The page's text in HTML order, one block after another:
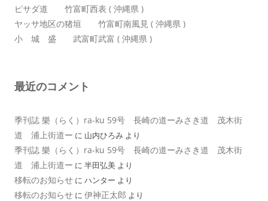
ピサダ道 竹富町西表 ( 沖縄県 )
ヤッサ地区の猪垣 竹富町南風見 ( 沖縄県 )
小 城 盛 武富町武富 ( 沖縄県 )
最近のコメント
季刊誌 樂（らく）ra-ku 59号 長崎の道ーみさき道 茂木街
道 浦上街道ー に 山内ひろみ より
季刊誌 樂（らく）ra-ku 59号 長崎の道ーみさき道 茂木街
道 浦上街道ー に 半田弘美 より
移転のお知らせ に ハンター より
移転のお知らせ に 伊神正太郎 より